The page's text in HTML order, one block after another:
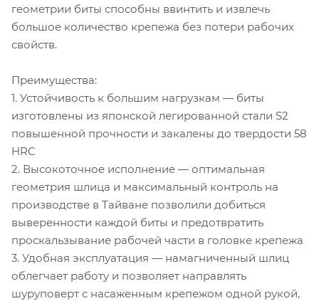
геометрии биты способны ввинтить и извлечь
большое количество крепежа без потери рабочих
свойств.
Преимущества:
1. Устойчивость к большим нагрузкам — биты
изготовлены из японской легированной стали S2
повышенной прочности и закалены до твердости 58
HRC
2. Высокоточное исполнение — оптимальная
геометрия шлица и максимальный контроль на
производстве в Тайване позволили добиться
выверенности каждой биты и предотвратить
проскальзывание рабочей части в головке крепежа
3. Удобная эксплуатация — намагниченный шлиц
облегчает работу и позволяет направлять
шуруповерт с насаженным крепежом одной рукой,